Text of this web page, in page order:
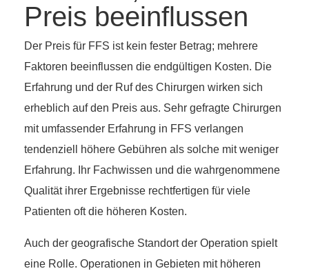
Preis beeinflussen
Der Preis für FFS ist kein fester Betrag; mehrere
Faktoren beeinflussen die endgültigen Kosten. Die
Erfahrung und der Ruf des Chirurgen wirken sich
erheblich auf den Preis aus. Sehr gefragte Chirurgen
mit umfassender Erfahrung in FFS verlangen
tendenziell höhere Gebühren als solche mit weniger
Erfahrung. Ihr Fachwissen und die wahrgenommene
Qualität ihrer Ergebnisse rechtfertigen für viele
Patienten oft die höheren Kosten.
Auch der geografische Standort der Operation spielt
eine Rolle. Operationen in Gebieten mit höheren